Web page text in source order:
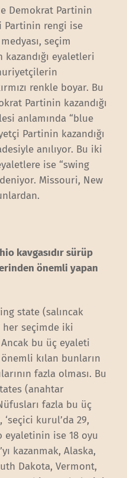
Demokrat Partinin
Partinin rengi ise
seçim
eyaletleri
renkle boyar. Bu
Partinin kazandığı
anlamında “blue
Partinin kazandığı
anılıyor. Bu iki
ise “swing
Missouri, New
kavgasıdır sürüp
önemli yapan
state (salıncak
her seçimde iki
bu üç eyaleti
kılan bunların
fazla olması. Bu
(anahtar
fazla bu üç
kurul’da 29,
eyaletinin ise 18 oyu
kazanmak, Alaska,
Dakota, Vermont,